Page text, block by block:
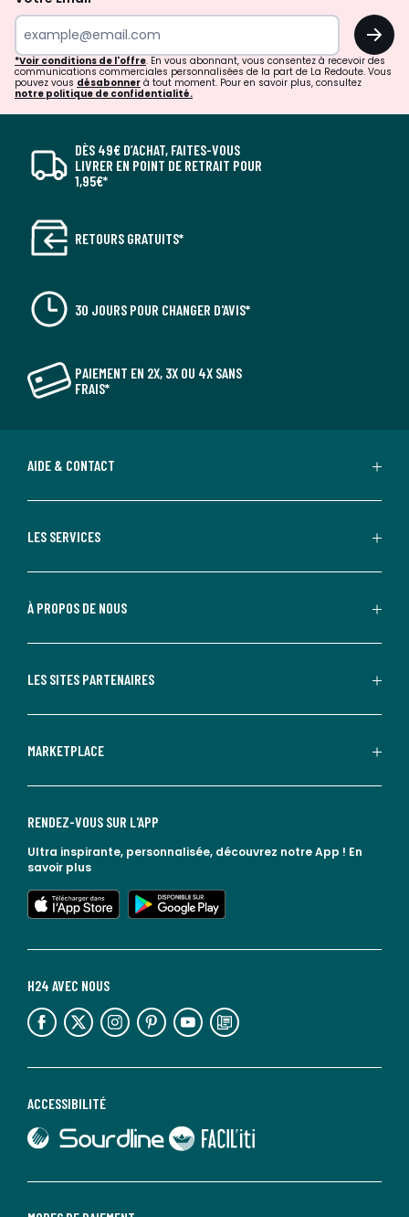
OK
*Voir conditions de l'offre. En vous abonnant, vous consentez à recevoir des
communications commerciales personnalisées de la part de La Redoute. Vous
pouvez vous désabonner à tout moment. Pour en savoir plus, consultez
notre politique de confidentialité.
DÈS 49€ D’ACHAT, FAITES-VOUS
LIVRER EN POINT DE RETRAIT POUR
1,95€*
RETOURS GRATUITS*
30 JOURS POUR CHANGER D'AVIS*
PAIEMENT EN 2X, 3X OU 4X SANS
FRAIS*
AIDE & CONTACT
LES SERVICES
À PROPOS DE NOUS
LES SITES PARTENAIRES
MARKETPLACE
ACCESSIBILITÉ
lien vers Sourdline
lien vers Faciliti
H24 AVEC NOUS
lien vers l'espace réseaux sociaux lien vers l'espace réseaux sociaux lien vers l'espace réseaux sociaux lien vers l'espace réseaux sociaux lien vers l'espace réseaux sociaux lien vers le blog la redoute
RENDEZ-VOUS SUR L'APP
Ultra inspirante, personnalisée, découvrez notre App ! En
savoir plus
lien vers l'app store
lien vers google play